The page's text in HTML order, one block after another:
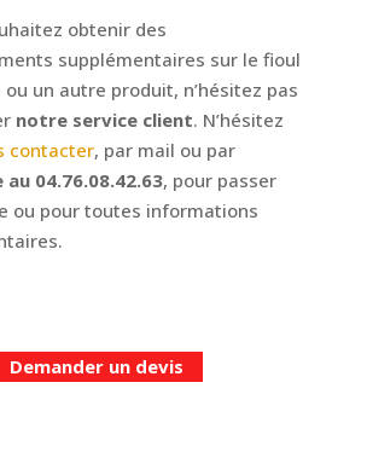
obtenir des
supplémentaires sur le fioul
ou un autre produit, n’hésitez pas
notre service client. N’hésitez
contacter, par mail ou par
04.76.08.42.63, pour passer
ou pour toutes informations
Demander un devis